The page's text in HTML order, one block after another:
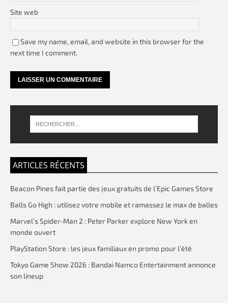
Site web
Save my name, email, and website in this browser for the
next time I comment.
ARTICLES RÉCENTS
Beacon Pines fait partie des jeux gratuits de l’Epic Games Store
Balls Go High : utilisez votre mobile et ramassez le max de balles
Marvel’s Spider-Man 2 : Peter Parker explore New York en
monde ouvert
PlayStation Store : les jeux familiaux en promo pour l’été
Tokyo Game Show 2026 : Bandai Namco Entertainment annonce
son lineup